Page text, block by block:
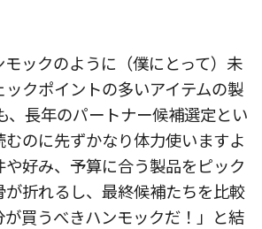
モックのように（僕にとって）未
クポイントの多いアイテムの製
、長年のパートナー候補選定とい
むのに先ずかなり体力使いますよ
好み、予算に合う製品をピック
が折れるし、最終候補たちを比較
が買うべきハンモックだ！」と結